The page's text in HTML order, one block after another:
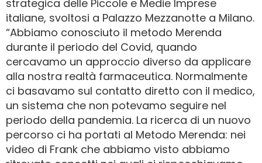
strategica delle Piccole e Medie Imprese
italiane, svoltosi a Palazzo Mezzanotte a Milano.
“Abbiamo conosciuto il metodo Merenda
durante il periodo del Covid, quando
cercavamo un approccio diverso da applicare
alla nostra realtà farmaceutica. Normalmente
ci basavamo sul contatto diretto con il medico,
un sistema che non potevamo seguire nel
periodo della pandemia. La ricerca di un nuovo
percorso ci ha portati al Metodo Merenda: nei
video di Frank che abbiamo visto abbiamo